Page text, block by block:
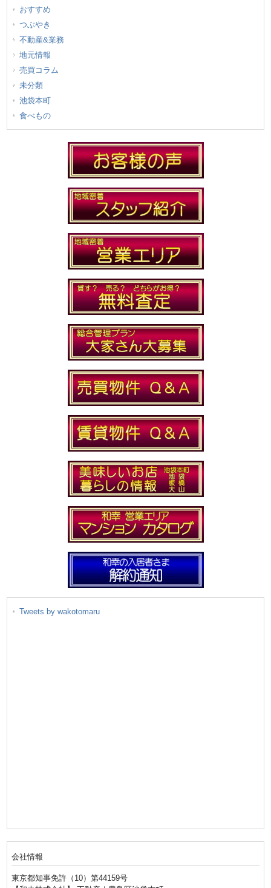
おすすめ
つぶやき
不動産&業務
地元情報
売買コラム
未分類
池袋本町
食べもの
Tweets by wakotomaru
会社情報
東京都知事免許（10）第44159号